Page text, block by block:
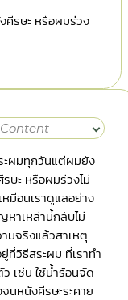
ศีรษะ หรือผมร่วง
ะผมทุกวันแต่ผมยัง
ษะ หรือผมร่วงไม่
มือนเราดูแลอย่าง
าเหล่านี้กลับไม่
มจริงแล้วสาเหตุ
ที่วิธีสระผม ที่เราทำ
เช่น ใช้น้ำร้อนจัด
จนหนังศีรษะระคาย